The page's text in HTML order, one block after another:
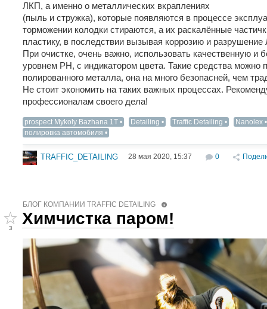
ЛКП, а именно о металлических вкраплениях
(пыль и стружка), которые появляются в процессе
торможении колодки стираются, а их раскалённые
пластику, в последствии вызывая коррозию и
При очистке, очень важно, использовать качественную
уровнем РН, с индикатором цвета. Такие средства можно
полированного металла, она на много безопасней, чем
Не стоит экономить на таких важных процессах.
профессионалам своего дела!
prospect Mykoly Bazhana 1T Detailing‬ Traffic Detailing
Nanolex
полировка автомобиля
TRAFFIC_DETAILING 28 мая 2020, 15:37 0
БЛОГ КОМПАНИИ TRAFFIC DETAILING
3
Химчистка паром!